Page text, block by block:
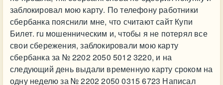
заблокировал мою карту. По телефону работники
сбербанка пояснили мне, что считают сайт Купи
Билет. ru мошенническим и, чтобы я не потерял все
свои сбережения, заблокировали мою карту
сбербанка за № 2202 2050 5012 3220, и на
следующий день выдали временную карту сроком на
одну неделю за № 2202 2050 0315 6723 Написал